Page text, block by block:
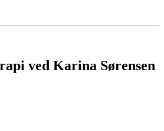
ved Karina Sørensen